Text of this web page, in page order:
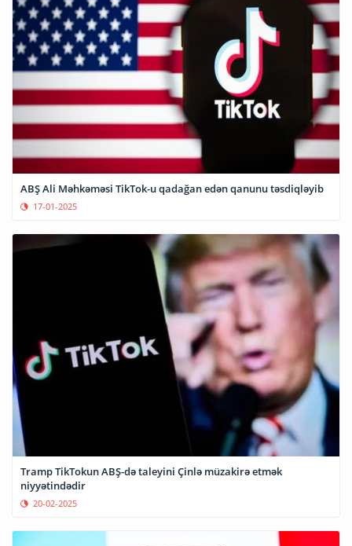
ABŞ Ali Məhkəməsi TikTok-u qadağan edən qanunu təsdiqləyib
17-01-2025
Tramp TikTokun ABŞ-də taleyini Çinlə müzakirə etmək
niyyətindədir
20-02-2025